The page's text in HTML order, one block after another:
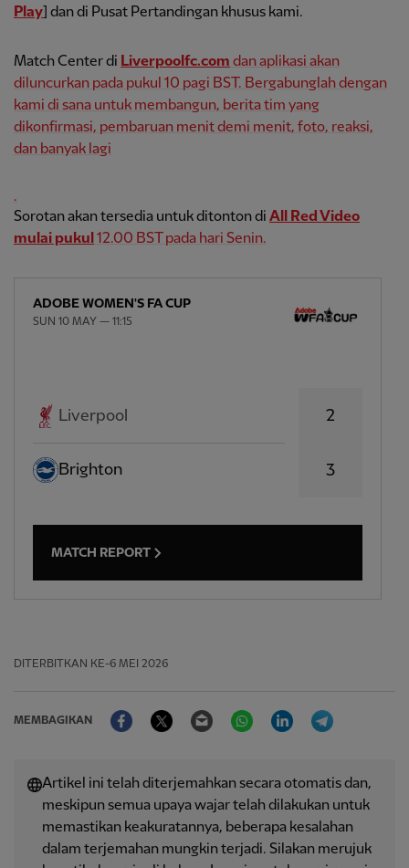
Play ] dan di Pusat Pertandingan khusus kami.
Match Center di Liverpoolfc.com dan aplikasi akan
diluncurkan pada pukul 10 pagi BST. Bergabunglah dengan
kami di sana untuk membangun, berita tim yang
dikonfirmasi, pembaruan menit demi menit, foto, reaksi,
dan banyak lagi
.
Sorotan akan tersedia untuk ditonton di All Red Video
mulai pukul 12.00 BST pada hari Senin.
ADOBE WOMEN'S FA CUP
SUN 10 MAY — 11:15
Liverpool
Brighton
2
3
MATCH REPORT
DITERBITKAN KE-6 MEI 2026
MEMBAGIKAN
FacebookTwitter Email WhatsAppLinkedIn
Artikel ini telah diterjemahkan secara otomatis dan,
meskipun semua upaya wajar telah dilakukan untuk
memastikan keakuratannya, beberapa kesalahan
dalam terjemahan mungkin terjadi. Silakan merujuk